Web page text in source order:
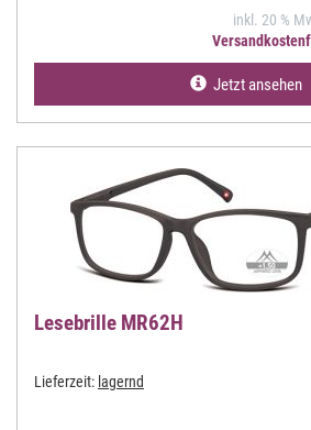
inkl. 20 %
Jetzt ansehen
Lesebrille MR62H
Lieferzeit: lagernd